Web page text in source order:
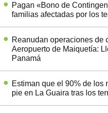
Pagan «Bono de
familias afectadas por los
Reanudan operaciones de
Aeropuerto de Maiquetía:
Panamá
Estiman que el 90% de los
pie en La Guaira tras los